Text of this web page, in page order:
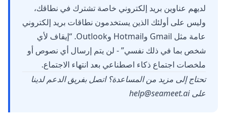
لديهم عناوين بريد إلكتروني خاصة تشترك في نطاقك،
وليس على أولئك الذين يستخدمون نطاقات بريد إلكتروني
عامة مثل Gmail وHotmail وOutlook. “إيقاف لأي
شخص بما في ذلك نفسي” - لن يتم إرسال أي نصوص أو
ملخصات اجتماع ذكاء اصطناعي بعد انتهاء الاجتماع.
تحتاج إلى مزيد من المساعدة؟ اتصل بفريق الدعم لدينا
علىhelp@seameet.ai